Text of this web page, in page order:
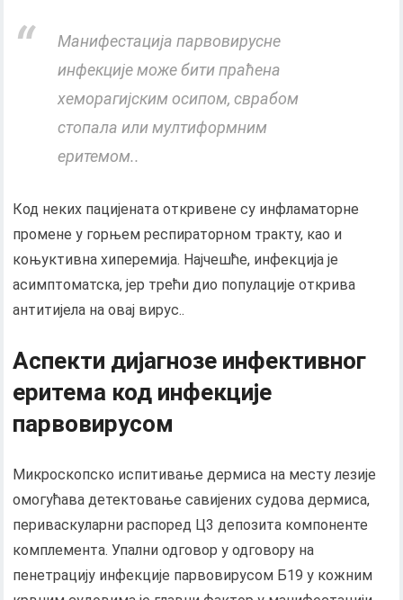
Манифестација парвовирусне
инфекције може бити праћена
хеморагијским осипом, сврабом
стопала или мултиформним
еритемом..
Код неких пацијената откривене су инфламаторне
промене у горњем респираторном тракту, као и
коњуктивна хиперемија. Најчешће, инфекција је
асимптоматска, јер трећи дио популације открива
антитијела на овај вирус..
Аспекти дијагнозе инфективног
еритема код инфекције
парвовирусом
Микроскопско испитивање дермиса на месту лезије
омогућава детектовање савијених судова дермиса,
периваскуларни распоред Ц3 депозита компоненте
комплемента. Упални одговор у одговору на
пенетрацију инфекције парвовирусом Б19 у кожним